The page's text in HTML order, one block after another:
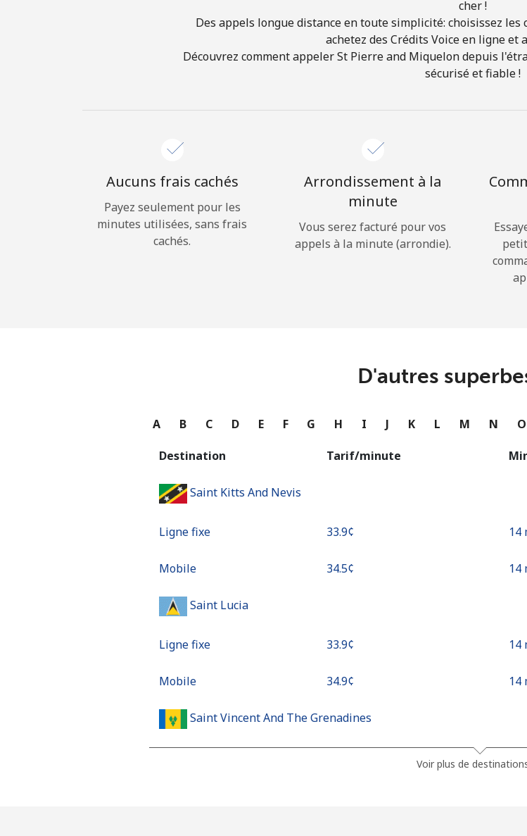
Bonjour!
Rappel
cher !
Des appels longue distance en toute simplicité: choisissez les
achetez des Crédits Voice en ligne et
Découvrez comment appeler St Pierre and Miquelon depuis
sécurisé et fiable !
Aucuns frais cachés
Payez seulement pour les
minutes utilisées, sans frais
cachés.
Arrondissement à la
minute
Vous serez facturé pour vos
appels à la minute (arrondie).
D'autres
A B C D E F G H I J K L M N O
Destination Tarif/minute
Saint Kitts And Nevis
Ligne fixe ⁦33.9¢⁩ 14
Mobile ⁦34.5¢⁩ 14
Saint Lucia
Ligne fixe ⁦33.9¢⁩ 14
Mobile ⁦34.9¢⁩ 14
Saint Vincent And The Grenadines
16
Voir plus de